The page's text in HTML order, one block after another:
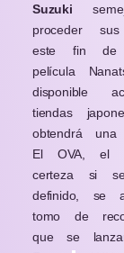
Suzuki
proceder
este fin de
película
disponible
tiendas
obtendrá una
El OVA, el
certeza si
definido, se
tomo de
que se